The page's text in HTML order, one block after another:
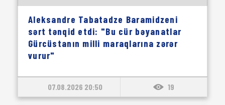
Aleksandre Tabatadze Baramidzeni
sərt tənqid etdi: "Bu cür bəyanatlar
Gürcüstanın milli maraqlarına zərər
vurur"
07.08.2026 20:50 19